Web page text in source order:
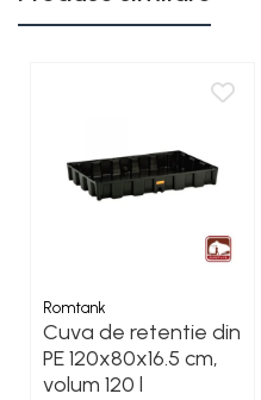
Romtank
Cuva de retentie din
PE 120x80x16.5 cm,
volum 120 l